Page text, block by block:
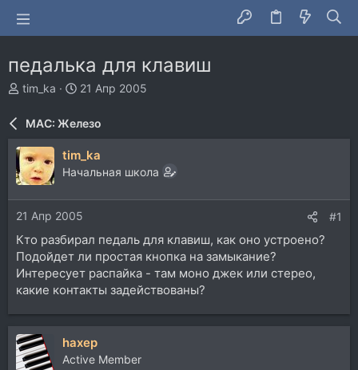
педалька для клавиш
А
т
р
т
е
tim_ka
Д
а
ч
л
а
21 Апр 2005
MAC: Железо
tim_ka
Начальная школа
21 Апр 2005 #1
Кто разбирал педаль для клавиш, как оно устроено?
Подойдет ли простая кнопка на замыкание?
Интересует распайка - там моно джек или стерео,
какие контакты задействованы?
haxep
Active Member